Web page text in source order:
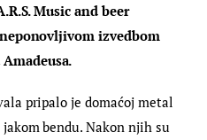
Music and beer
izvedbom
pripalo je domaćoj metal
bendu. Nakon njih su